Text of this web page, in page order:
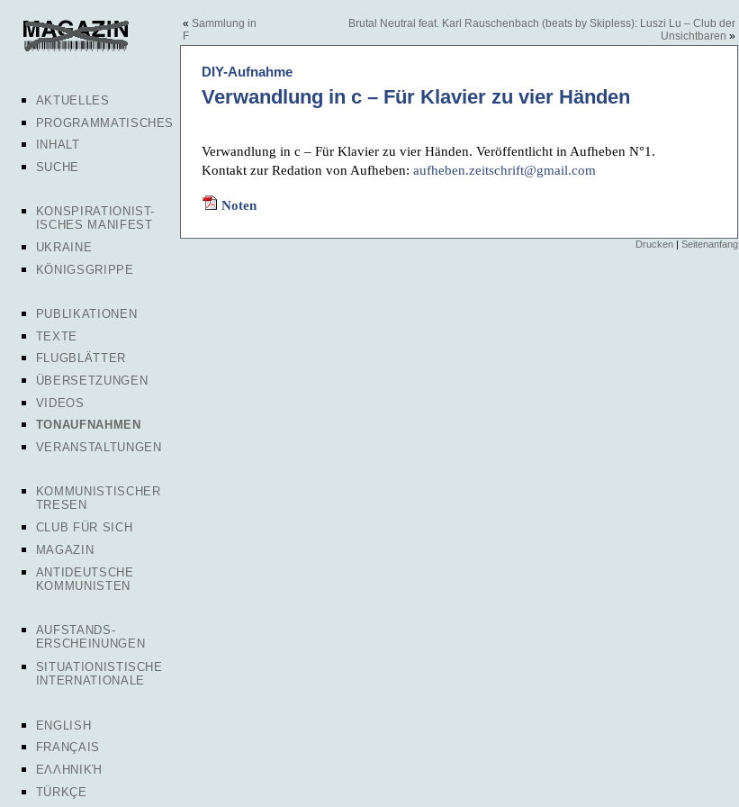
AKTUELLES
PROGRAMMATISCHES
INHALT
SUCHE
KONSPIRATIONIST-
ISCHES MANIFEST
UKRAINE
KÖNIGSGRIPPE
PUBLIKATIONEN
TEXTE
FLUGBLÄTTER
ÜBERSETZUNGEN
VIDEOS
TONAUFNAHMEN
VERANSTALTUNGEN
KOMMUNISTISCHER
TRESEN
CLUB FÜR SICH
MAGAZIN
ANTIDEUTSCHE
KOMMUNISTEN
AUFSTANDS-
ERSCHEINUNGEN
SITUATIONISTISCHE
INTERNATIONALE
ENGLISH
FRANÇAIS
ΕΛΛΗΝΙΚΉ
TÜRKÇE
« Sammlung in
F
Brutal Neutral feat. Karl Rauschenbach (beats by Skipless): Luszi Lu – Club der
Unsichtbaren »
DIY-Aufnahme
Verwandlung in c – Für Klavier zu vier Händen
Verwandlung in c – Für Klavier zu vier Händen. Veröffentlicht in Aufheben N°1.
Kontakt zur Redation von Aufheben: aufheben.zeitschrift@gmail.com
Noten
Drucken | Seitenanfang